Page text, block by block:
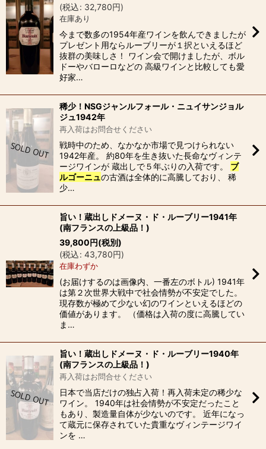
(税込: 32,780円)
在庫あり
今まで数多の1954年産ワインを飲んできましたが
プレゼント用ならルーブリーが１択といえるほど
抜群の美味しさ！ ワイン会で開けましたが、ボル
ドーやバローロなどの 高級ワインと比較しても愛
好家…
稀少！NSGジャンルフォール・ニュイサンジョル
ジュ1942年
再入荷はお問合せください
戦時中のため、なかなか市場で見つけられない
1942年産。 約80年を生き抜いた長命なヴィンテ
ージワインが 蔵出しで５年ぶりの入荷です。 ブ
ルゴーニュの古酒は全体的に高騰しており、 稀
少…
旨い！蔵出しドメーヌ・ド・ルーブリー1941年
(南フランスの上級品！)
39,800円(税別)
(税込: 43,780円)
在庫わずか
(お届けするのは画像内、一番左のボトル) 1941年
は第２次世界大戦中で社会情勢が不安定でした。
現存数が極めて少ない幻のワインといえるほどの
価値があります。 （価格は入荷の度に高騰してい
ま…
旨い！蔵出しドメーヌ・ド・ルーブリー1940年
(南フランスの上級品！)
再入荷はお問合せください
日本で当店だけの独占入荷！再入荷未定の稀少な
ワイン。 1940年は社会情勢が不安定だったこと
もあり、製造量自体が少ないのです。 近年になっ
て蔵元に保存されていた貴重なヴィンテージワイ
ンを …